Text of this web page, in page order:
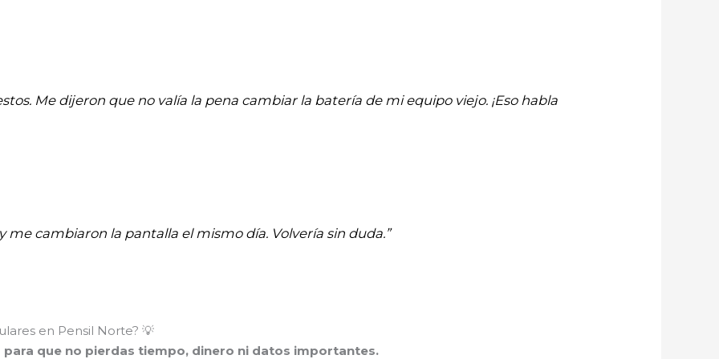
Me dijeron que no valía la pena cambiar la batería de mi equipo viejo. ¡Eso habla
cambiaron la pantalla el mismo día. Volvería sin duda.”
en Pensil Norte? 💡
que no pierdas tiempo, dinero ni datos importantes.